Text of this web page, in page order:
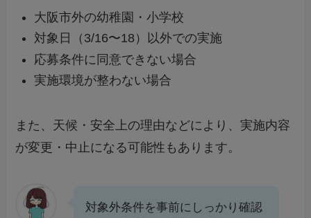
大阪市外の幼稚園・小学校
対象日（3/16〜18）以外での実施
応募条件に同意できない場合
実施環境が整わない場合
また、天候・安全上の理由などにより、実施内容
が変更・中止になる可能性もあります。
対象外条件を事前にしっかり確認